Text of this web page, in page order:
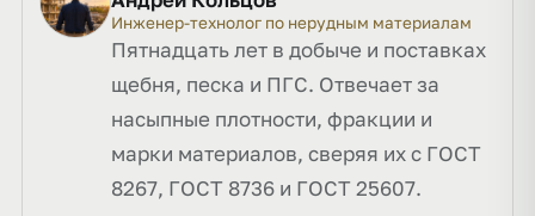
Инженер-технолог по нерудным материалам
Пятнадцать лет в добыче и поставках
щебня, песка и ПГС. Отвечает за
насыпные плотности, фракции и
марки материалов, сверяя их с ГОСТ
8267, ГОСТ 8736 и ГОСТ 25607.